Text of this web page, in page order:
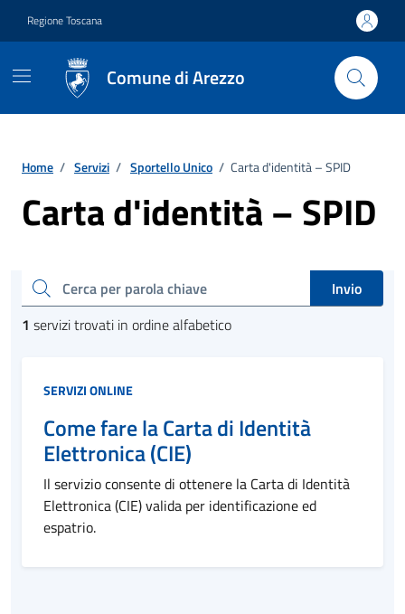
Regione Toscana
Comune di Arezzo
Home / Servizi / Sportello Unico / Carta d'identità – SPID
Carta d'identità – SPID
Esplora tutti i servizi
cerca
Invio
1 servizi trovati in ordine alfabetico
Categoria:
SERVIZI ONLINE
Come fare la Carta di Identità
Elettronica (CIE)
Il servizio consente di ottenere la Carta di Identità
Elettronica (CIE) valida per identificazione ed
espatrio.